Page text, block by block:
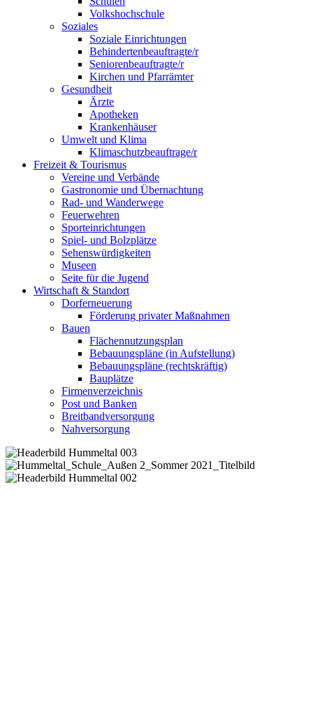
Volkshochschule
Soziales
Soziale Einrichtungen
Behindertenbeauftragte/r
Seniorenbeauftragte/r
Kirchen und Pfarrämter
Gesundheit
Ärzte
Apotheken
Krankenhäuser
Umwelt und Klima
Klimaschutzbeauftrage/r
Freizeit & Tourismus
Vereine und Verbände
Gastronomie und Übernachtung
Rad- und Wanderwege
Feuerwehren
Sporteinrichtungen
Spiel- und Bolzplätze
Sehenswürdigkeiten
Museen
Seite für die Jugend
Wirtschaft & Standort
Dorferneuerung
Förderung privater Maßnahmen
Bauen
Flächennutzungsplan
Bebauungspläne (in Aufstellung)
Bebauungspläne (rechtskräftig)
Bauplätze
Firmenverzeichnis
Post und Banken
Breitbandversorgung
Nahversorgung